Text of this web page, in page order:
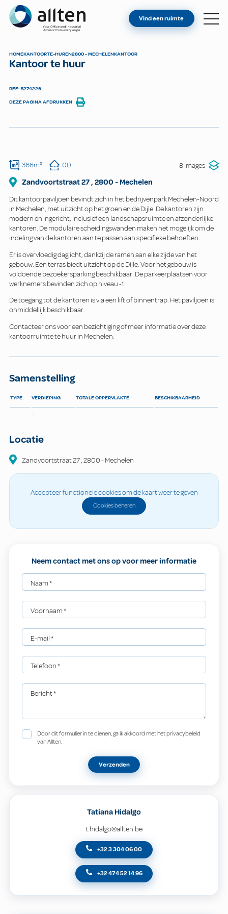
Allten
VIND EEN RUIMTE
Vind een ruimte
HOMEKANTOORTE-HUREN2800 - MECHELENKANTOOR
Kantoor te huur
REF: 5274229
DEZE PAGINA AFDRUKKEN
366m² 00 8 images
Zandvoortstraat27, 2800 -Mechelen
Dit kantoorpaviljoen bevindt zich in het bedrijvenpark Mechelen-Noord
in Mechelen, met uitzicht op het groen en de Dijle. De kantoren zijn
modern en ingericht, inclusief een landschapsruimte en afzonderlijke
kantoren. De modulaire scheidingswanden maken het mogelijk om de
indeling van de kantoren aan te passen aan specifieke behoeften.
Er is overvloedig daglicht, dankzij de ramen aan elke zijde van het
gebouw. Een terras biedt uitzicht op de Dijle. Voor het gebouw is
voldoende bezoekersparking beschikbaar. De parkeerplaatsen voor
werknemers bevinden zich op niveau -1.
De toegang tot de kantoren is via een lift of binnentrap. Het paviljoen is
onmiddellijk beschikbaar.
Contacteer ons voor een bezichtiging of meer informatie over deze
kantoorruimte te huur in Mechelen.
Samenstelling
TYPE VERDIEPING TOTALE OPPERVLAKTE BESCHIKBAARHEID
-
Locatie
Zandvoortstraat27,2800-Mechelen
Accepteer functionele cookies om de kaart weer te geven
Cookies beheren
Neem contact met ons op voor meer informatie
Naam*
Voornaam*
E-mail*
Telefoon*
Bericht*
Door dit formulier in te dienen, ga ik akkoord met het privacybeleid
van Allten.
Verzenden
Tatiana Hidalgo
t.hidalgo@allten.be
+32 3 304 06 00
+32 474 52 14 96